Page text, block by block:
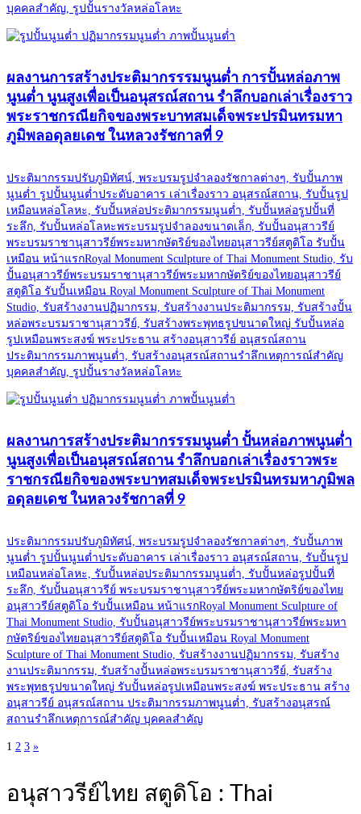
บุคคลสำคัญ, รูปปั้นรางวัลหล่อโลหะ
ผลงานการสร้างประติมากรรรมนูนต่ำ การปั้นหล่อภาพ
นูนต่ำ นูนสูงเพื่อเป็นอนุสรณ์สถาน รำลึกบอกเล่าเรื่องราว
พระราชกรณียกิจของพระบาทสมเด็จพระปรมินทรมหา
ภูมิพลอดุลยเดช ในหลวงรัชกาลที่ 9
ประติมากรรมปรับภูมิทัศน์, พระบรมรูปจำลองรัชกาลต่างๆ, รับปั้นภาพ
นูนต่ำ รูปปั้นนูนต่ำประดับอาคาร เล่าเรื่องราว อนุสรณ์สถาน, รับปั้นรูป
เหมือนหล่อโลหะ, รับปั้นหล่อประติมากรรมนูนต่ำ, รับปั้นหล่อรูปปั้นที่
ระลึก, รับปั้นหล่อโลหะพระบรมรูปจำลองขนาดเล็ก, รับปั้นอนุสาวรีย์
พระบรมราชานุสาวรีย์พระมหากษัตริย์ของไทยอนุสาวรีย์สตูดิโอ รับปั้น
เหมือน หน้าแรกRoyal Monument Sculpture of Thai Monument Studio, รับ
ปั้นอนุสาวรีย์พระบรมราชานุสาวรีย์พระมหากษัตริย์ของไทยอนุสาวรีย์
สตูดิโอ รับปั้นเหมือน Royal Monument Sculpture of Thai Monument
Studio, รับสร้างงานปฏิมากรรม, รับสร้างงานประติมากรรม, รับสร้างปั้น
หล่อพระบรมราชานุสาวรีย์, รับสร้างพระพุทธรูปขนาดใหญ่ รับปั้นหล่อ
รูปเหมือนพระสงฆ์ พระประธาน สร้างอนุสาวรีย์ อนุสรณ์สถาน
ประติมากรรมภาพนูนต่ำ, รับสร้างอนุสรณ์สถานรำลึกเหตุการณ์สำคัญ
บุคคลสำคัญ, รูปปั้นรางวัลหล่อโลหะ
ผลงานการสร้างประติมากรรรมนูนต่ำ ปั้นหล่อภาพนูนต่ำ
นูนสูงเพื่อเป็นอนุสรณ์สถาน รำลึกบอกเล่าเรื่องราวพระ
ราชกรณียกิจของพระบาทสมเด็จพระปรมินทรมหาภูมิพล
อดุลยเดช ในหลวงรัชกาลที่ 9
ประติมากรรมปรับภูมิทัศน์, พระบรมรูปจำลองรัชกาลต่างๆ, รับปั้นภาพ
นูนต่ำ รูปปั้นนูนต่ำประดับอาคาร เล่าเรื่องราว อนุสรณ์สถาน, รับปั้นรูป
เหมือนหล่อโลหะ, รับปั้นหล่อประติมากรรมนูนต่ำ, รับปั้นหล่อรูปปั้นที่
ระลึก, รับปั้นอนุสาวรีย์ พระบรมราชานุสาวรีย์พระมหากษัตริย์ของไทย
อนุสาวรีย์สตูดิโอ รับปั้นเหมือน หน้าแรกRoyal Monument Sculpture of
Thai Monument Studio, รับปั้นอนุสาวรีย์พระบรมราชานุสาวรีย์พระมหา
กษัตริย์ของไทยอนุสาวรีย์สตูดิโอ รับปั้นเหมือน Royal Monument
Sculpture of Thai Monument Studio, รับสร้างงานปฏิมากรรม, รับสร้าง
งานประติมากรรม, รับสร้างปั้นหล่อพระบรมราชานุสาวรีย์, รับสร้าง
พระพุทธรูปขนาดใหญ่ รับปั้นหล่อรูปเหมือนพระสงฆ์ พระประธาน สร้าง
อนุสาวรีย์ อนุสรณ์สถาน ประติมากรรมภาพนูนต่ำ, รับสร้างอนุสรณ์
สถานรำลึกเหตุการณ์สำคัญ บุคคลสำคัญ
Posts
navigation
1 2 3 »
อนุสาวรีย์ไทย สตูดิโอ : Thai